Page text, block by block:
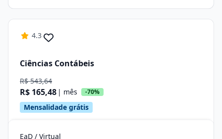
4.3
Ciências Contábeis
R$ 543,64
R$ 165,48 | mês -70%
Mensalidade grátis
EaD / Virtual